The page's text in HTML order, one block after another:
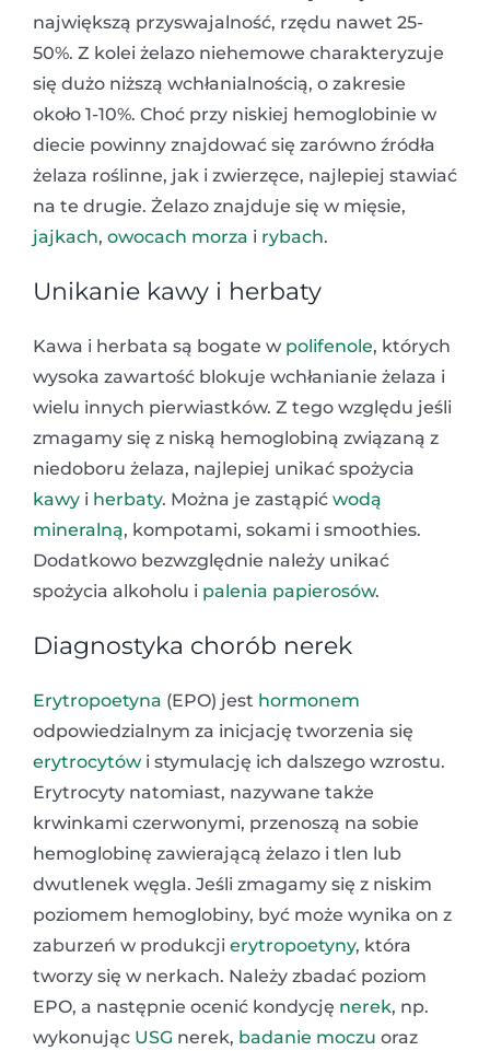
największą przyswajalność, rzędu nawet 25-
50%. Z kolei żelazo niehemowe charakteryzuje
się dużo niższą wchłanialnością, o zakresie
około 1-10%. Choć przy niskiej hemoglobinie w
diecie powinny znajdować się zarówno źródła
żelaza roślinne, jak i zwierzęce, najlepiej stawiać
na te drugie. Żelazo znajduje się w mięsie,
jajkach, owocach morza i rybach.
Unikanie kawy i herbaty
Kawa i herbata są bogate w polifenole, których
wysoka zawartość blokuje wchłanianie żelaza i
wielu innych pierwiastków. Z tego względu jeśli
zmagamy się z niską hemoglobiną związaną z
niedoboru żelaza, najlepiej unikać spożycia
kawy i herbaty. Można je zastąpić wodą
mineralną, kompotami, sokami i smoothies.
Dodatkowo bezwzględnie należy unikać
spożycia alkoholu i palenia papierosów.
Diagnostyka chorób nerek
Erytropoetyna (EPO) jest hormonem
odpowiedzialnym za inicjację tworzenia się
erytrocytów i stymulację ich dalszego wzrostu.
Erytrocyty natomiast, nazywane także
krwinkami czerwonymi, przenoszą na sobie
hemoglobinę zawierającą żelazo i tlen lub
dwutlenek węgla. Jeśli zmagamy się z niskim
poziomem hemoglobiny, być może wynika on z
zaburzeń w produkcji erytropoetyny, która
tworzy się w nerkach. Należy zbadać poziom
EPO, a następnie ocenić kondycję nerek, np.
wykonując USG nerek, badanie moczu oraz